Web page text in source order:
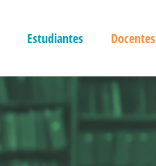
Estudiantes Docentes